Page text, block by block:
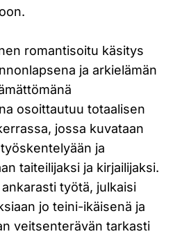
romantisoitu käsitys
ja arkielämän
osoittautuu totaalisen
jossa kuvataan
ja
taiteilijaksi ja kirjailijaksi.
työtä, julkaisi
jo teini-ikäisenä ja
veitsenterävän tarkasti